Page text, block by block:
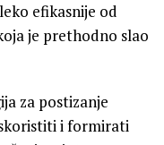
efikasnije od
je prethodno slao
za postizanje
i formirati